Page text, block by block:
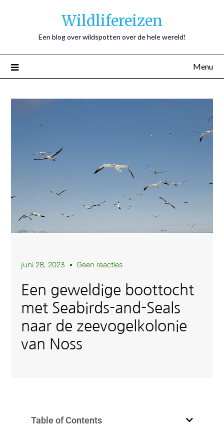
Wildlifereizen
Een blog over wildspotten over de hele wereld!
Menu
juni 28, 2023 Geen reacties
Een geweldige boottocht
met Seabirds-and-Seals
naar de zeevogelkolonie
van Noss
Table of Contents